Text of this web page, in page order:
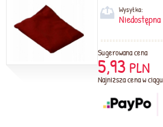
Wysyłka:
Niedostępna
Sugerowana cena
5,93 PLN
Najniższa cena w